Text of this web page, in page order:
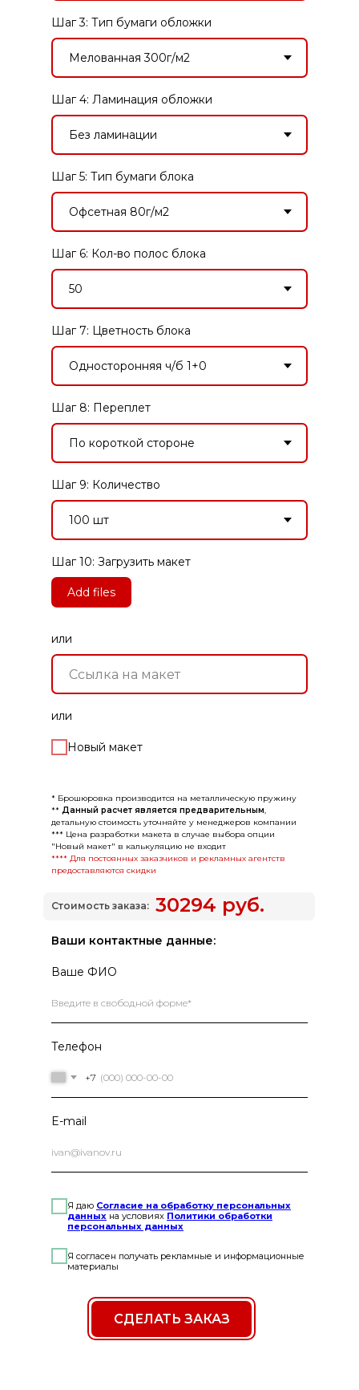
* Брошюровка производится на металлическую пружину
** Данный расчет является предварительным,
детальную стоимость уточняйте у менеджеров компании
*** Цена разработки макета в случае выбора опции
"Новый макет" в калькуляцию не входит
**** Для постоянных заказчиков и рекламных агентств
предоставляются скидки
Стоимость заказа:
Ваши контактные данные:
или
Шаг 5: Тип бумаги блока
Шаг 10: Загрузить макет
Add files
Шаг 3: Тип бумаги обложки
Шаг 4: Ламинация обложки
Шаг 9: Количество
или
Новый макет
Шаг 7: Цветность блока
Шаг 8: Переплет
Шаг 6: Кол-во полос блока
30294 руб.
СДЕЛАТЬ ЗАКАЗ
Ваше ФИО
Телефон
+7
E-mail
Я даю Согласие на обработку персональных
данных на условиях Политики обработки
персональных данных
Я согласен получать рекламные и информационные
материалы